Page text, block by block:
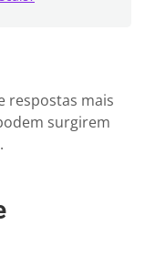
respostas mais
surgirem